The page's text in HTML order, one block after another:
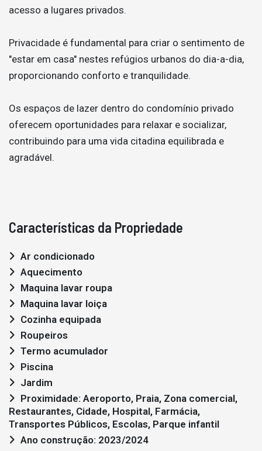
acesso a lugares privados.
Privacidade é fundamental para criar o sentimento de
"estar em casa" nestes refúgios urbanos do dia-a-dia,
proporcionando conforto e tranquilidade.
Os espaços de lazer dentro do condomínio privado
oferecem oportunidades para relaxar e socializar,
contribuindo para uma vida citadina equilibrada e
agradável.
Características da Propriedade
Ar condicionado
Aquecimento
Maquina lavar roupa
Maquina lavar loiça
Cozinha equipada
Roupeiros
Termo acumulador
Piscina
Jardim
Restaurantes, Cidade, Hospital, Farmácia,
Transportes Públicos, Escolas, Parque infantil
Ano construção: 2023/2024